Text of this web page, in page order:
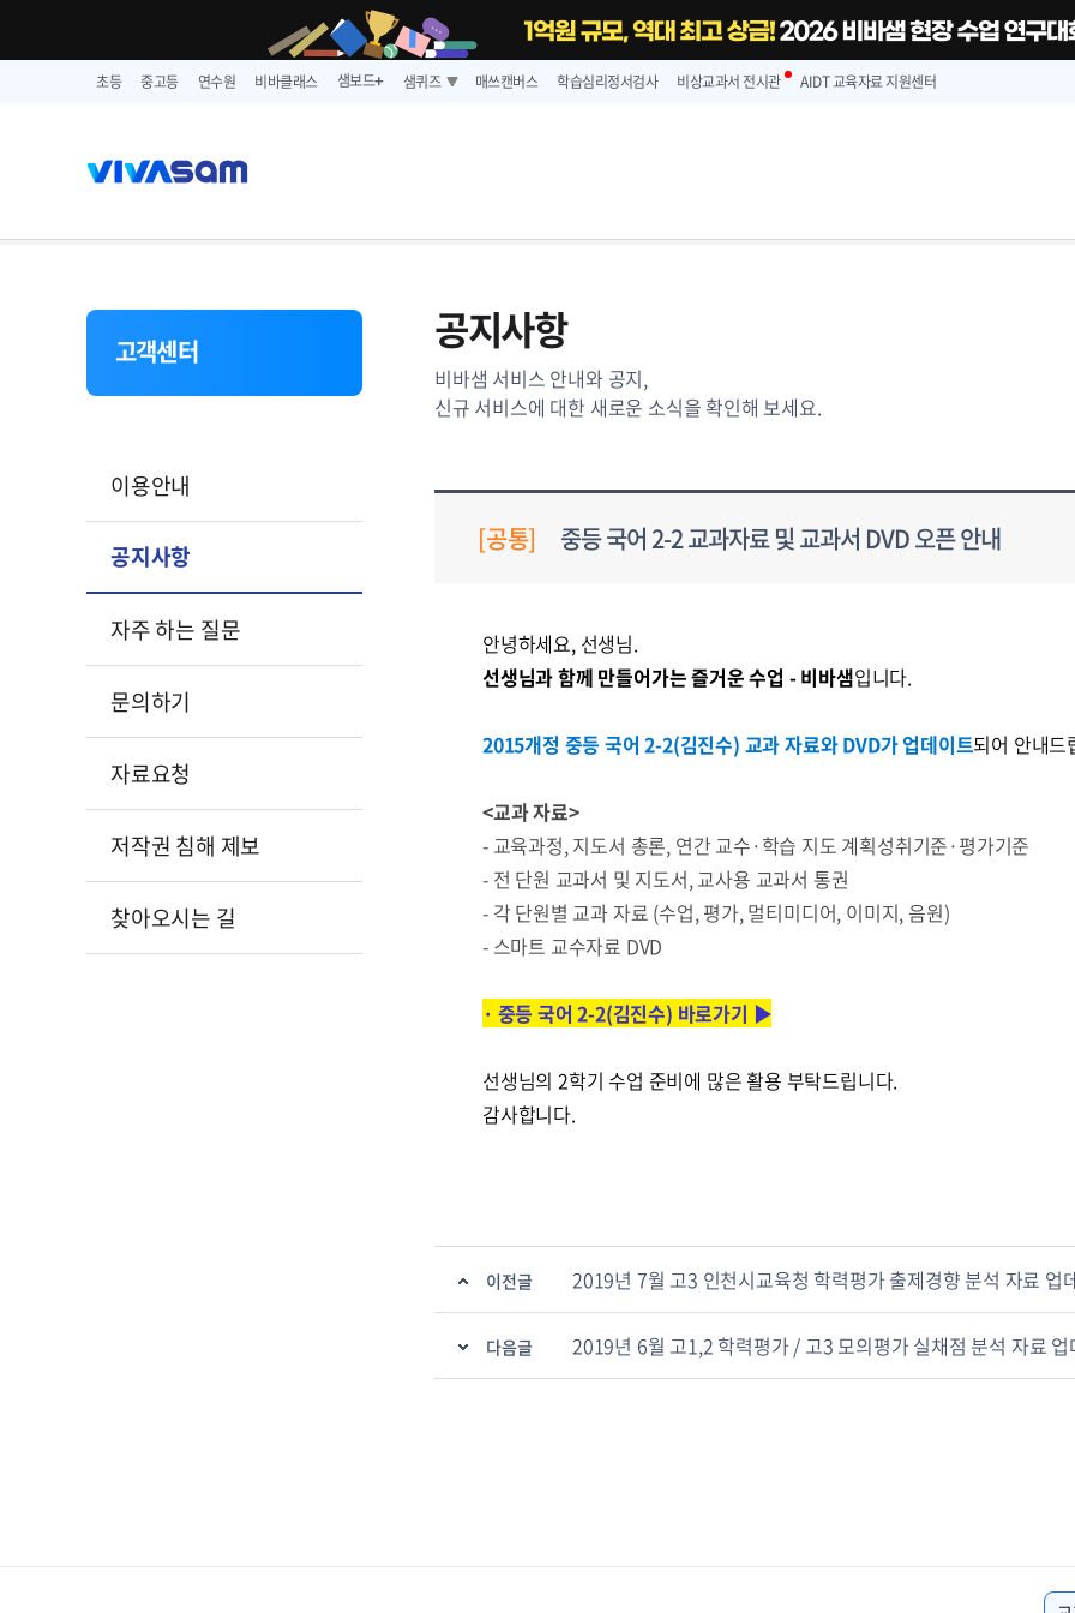
초등 중고등 연수원 비바클래스 샘보드➕ 샘퀴즈 매쓰캔버스 학습심리정서검사 비상교과서 전시관 AIDT 교육자료 지원센터
고객센터
이용안내
공지사항
자주 하는 질문
문의하기
자료요청
저작권 침해 제보
찾아오시는 길
공지사항
비바샘 서비스 안내와 공지,
신규 서비스에 대한 새로운 소식을 확인해 보세요.
[공통] 중등 국어 2-2 교과자료 및 교과서 DVD 오픈 안내
안녕하세요, 선생님.
선생님과 함께 만들어가는 즐거운 수업 - 비바샘입니다.
2015개정 중등 국어 2-2(김진수) 교과 자료와 DVD가 업데이트되어 안내드
<교과 자료>
- 교육과정, 지도서 총론, 연간 교수·학습 지도 계획성취기준·평가기준
- 전 단원 교과서 및 지도서, 교사용 교과서 통권
- 각 단원별 교과 자료 (수업, 평가, 멀티미디어, 이미지, 음원)
- 스마트 교수자료 DVD
· 중등 국어 2-2(김진수) 바로가기 ▶
선생님의 2학기 수업 준비에 많은 활용 부탁드립니다.
감사합니다.
이전글 2019년 7월 고3 인천시교육청 학력평가 출제경향 분석 자료 업
다음글 2019년 6월 고1,2 학력평가 / 고3 모의평가 실채점 분석 자료 업